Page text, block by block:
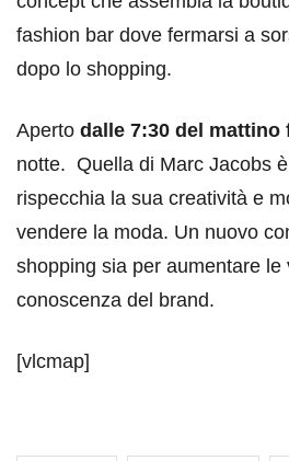
fashion bar dove fermarsi a
dopo lo shopping.
Aperto dalle 7:30 del mattino
notte. Quella di Marc Jacobs
rispecchia la sua creatività e
vendere la moda. Un nuovo
shopping sia per aumentare le
conoscenza del brand.
[vlcmap]